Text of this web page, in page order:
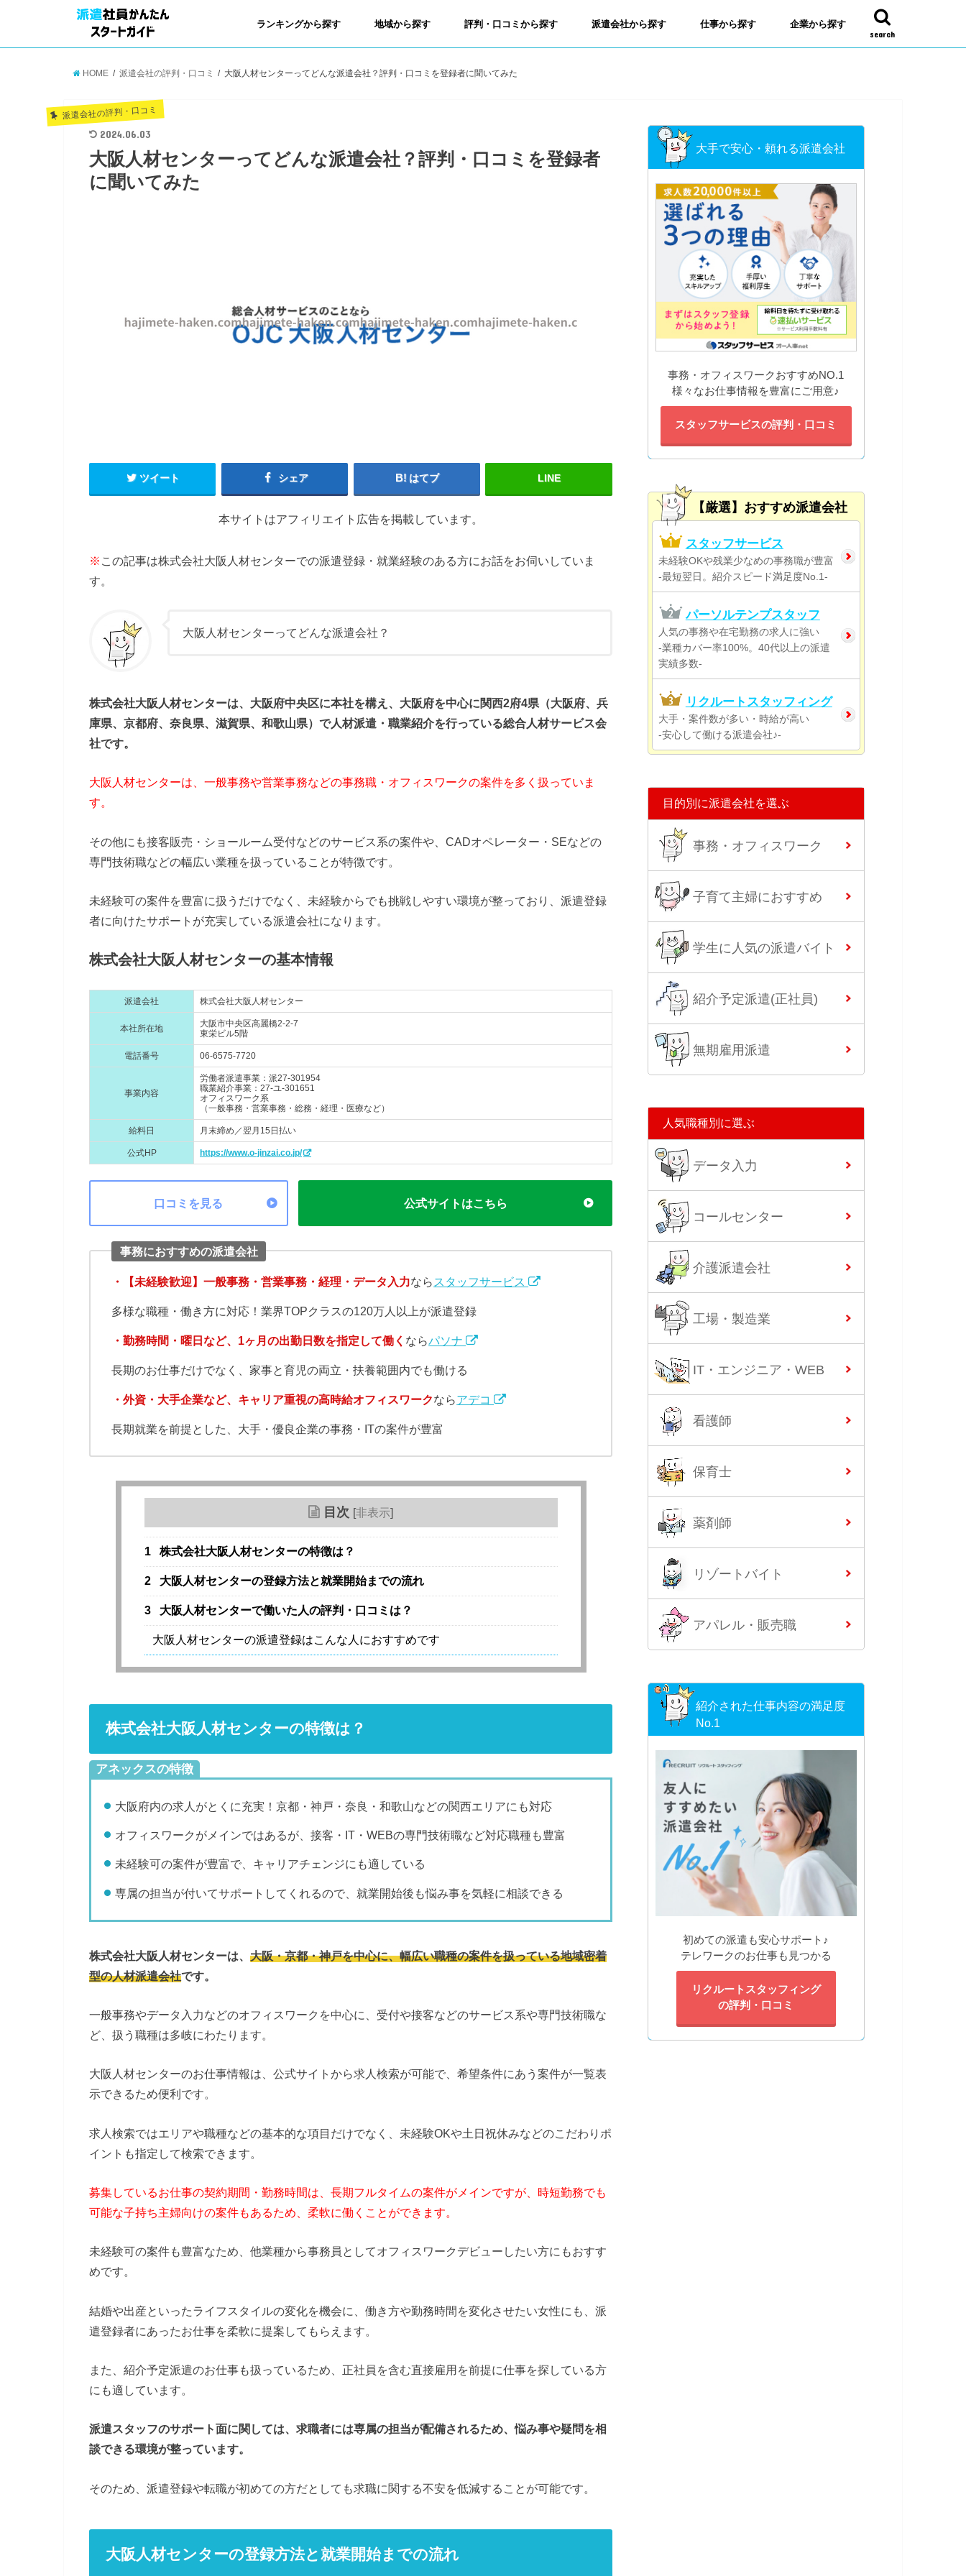
search
ランキングから探す 地域から探す 評判・口コミから探す 派遣会社から探す 仕事から探す 企業から探す
HOME 派遣会社の評判・口コミ 大阪人材センターってどんな派遣会社？評判・口コミを登録者に聞いてみた
派遣会社の評判・口コミ
2024.06.03
大阪人材センターってどんな派遣会社？評判・口コミを登録者
に聞いてみた
ツイート シェア はてブ LINE
本サイトはアフィリエイト広告を掲載しています。
※ この記事は株式会社大阪人材センターでの派遣登録・就業経験のある方にお話をお伺いしていま
す。
大阪人材センターってどんな派遣会社？
株式会社大阪人材センターは、大阪府中央区に本社を構え、大阪府を中心に関西2府4県（大阪府、兵
庫県、京都府、奈良県、滋賀県、和歌山県）で人材派遣・職業紹介を行っている総合人材サービス会
社です。
大阪人材センターは、一般事務や営業事務などの事務職・オフィスワークの案件を多く扱っていま
す。
その他にも接客販売・ショールーム受付などのサービス系の案件や、CADオペレーター・SEなどの
専門技術職などの幅広い業種を扱っていることが特徴です。
未経験可の案件を豊富に扱うだけでなく、未経験からでも挑戦しやすい環境が整っており、派遣登録
者に向けたサポートが充実している派遣会社になります。
株式会社大阪人材センターの基本情報
派遣会社 株式会社大阪人材センター
本社所在地
大阪市中央区高麗橋2-2-7
東栄ビル5階
電話番号 06-6575-7720
事業内容
労働者派遣事業：派27-301954
職業紹介事業：27-ユ-301651
オフィスワーク系
（一般事務・営業事務・総務・経理・医療など）
給料日 月末締め／翌月15日払い
公式HP https://www.o-jinzai.co.jp/
口コミを見る 公式サイトはこちら
事務におすすめの派遣会社
・【未経験歓迎】一般事務・営業事務・経理・データ入力なら スタッフサービス
多様な職種・働き方に対応！業界TOPクラスの120万人以上が派遣登録
・勤務時間・曜日など、1ヶ月の出勤日数を指定して働く ならパソナ
長期のお仕事だけでなく、家事と育児の両立・扶養範囲内でも働ける
・外資・大手企業など、キャリア重視の高時給オフィスワークならアデコ
長期就業を前提とした、大手・優良企業の事務・ITの案件が豊富
目次 [非表示]
1 株式会社大阪人材センターの特徴は？
2 大阪人材センターの登録方法と就業開始までの流れ
3 大阪人材センターで働いた人の評判・口コミは？
大阪人材センターの派遣登録はこんな人におすすめです
株式会社大阪人材センターの特徴は？
アネックスの特徴
大阪府内の求人がとくに充実！京都・神戸・奈良・和歌山などの関西エリアにも対応
オフィスワークがメインではあるが、接客・IT・WEBの専門技術職など対応職種も豊富
未経験可の案件が豊富で、キャリアチェンジにも適している
専属の担当が付いてサポートしてくれるので、就業開始後も悩み事を気軽に相談できる
株式会社大阪人材センターは、 大阪・京都・神戸を中心に、幅広い職種の案件を扱っている地域密着
型の人材派遣会社です。
一般事務やデータ入力などのオフィスワークを中心に、受付や接客などのサービス系や専門技術職な
ど、扱う職種は多岐にわたります。
大阪人材センターのお仕事情報は、公式サイトから求人検索が可能で、希望条件にあう案件が一覧表
示できるため便利です。
求人検索ではエリアや職種などの基本的な項目だけでなく、未経験OKや土日祝休みなどのこだわりポ
イントも指定して検索できます。
募集しているお仕事の契約期間・勤務時間は、長期フルタイムの案件がメインですが、時短勤務でも
可能な子持ち主婦向けの案件もあるため、柔軟に働くことができます。
未経験可の案件も豊富なため、他業種から事務員としてオフィスワークデビューしたい方にもおすす
めです。
結婚や出産といったライフスタイルの変化を機会に、働き方や勤務時間を変化させたい女性にも、派
遣登録者にあったお仕事を柔軟に提案してもらえます。
また、紹介予定派遣のお仕事も扱っているため、正社員を含む直接雇用を前提に仕事を探している方
にも適しています。
派遣スタッフのサポート面に関しては、求職者には専属の担当が配備されるため、悩み事や疑問を相
談できる環境が整っています。
そのため、派遣登録や転職が初めての方だとしても求職に関する不安を低減することが可能です。
大阪人材センターの登録方法と就業開始までの流れ
大手で安心・頼れる派遣会社
事務・オフィスワークおすすめNO.1
様々なお仕事情報を豊富にご用意♪
スタッフサービスの評判・口コミ
【厳選】おすすめ派遣会社
スタッフサービス
未経験OKや残業少なめの事務職が豊富
-最短翌日。紹介スピード満足度No.1-
パーソルテンプスタッフ
人気の事務や在宅勤務の求人に強い
-業種カバー率100%。40代以上の派遣
実績多数-
リクルートスタッフィング
大手・案件数が多い・時給が高い
-安心して働ける派遣会社♪-
目的別に派遣会社を選ぶ
事務・オフィスワーク
子育て主婦におすすめ
学生に人気の派遣バイト
紹介予定派遣(正社員)
無期雇用派遣
人気職種別に選ぶ
データ入力
コールセンター
介護派遣会社
工場・製造業
IT・エンジニア・WEB
看護師
保育士
薬剤師
リゾートバイト
アパレル・販売職
紹介された仕事内容の満足度
No.1
初めての派遣も安心サポート♪
テレワークのお仕事も見つかる
リクルートスタッフィング
の評判・口コミ